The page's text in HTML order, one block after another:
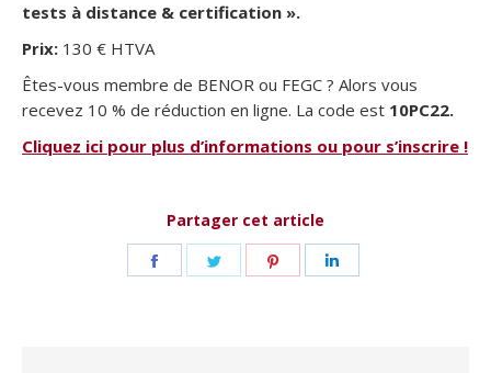
tests à distance & certification ».
Prix: 130 € HTVA
Êtes-vous membre de BENOR ou FEGC ? Alors vous
recevez 10 % de réduction en ligne. La code est 10PC22.
Cliquez ici pour plus d’informations ou pour s’inscrire !
Partager cet article
Partager Partager Partager